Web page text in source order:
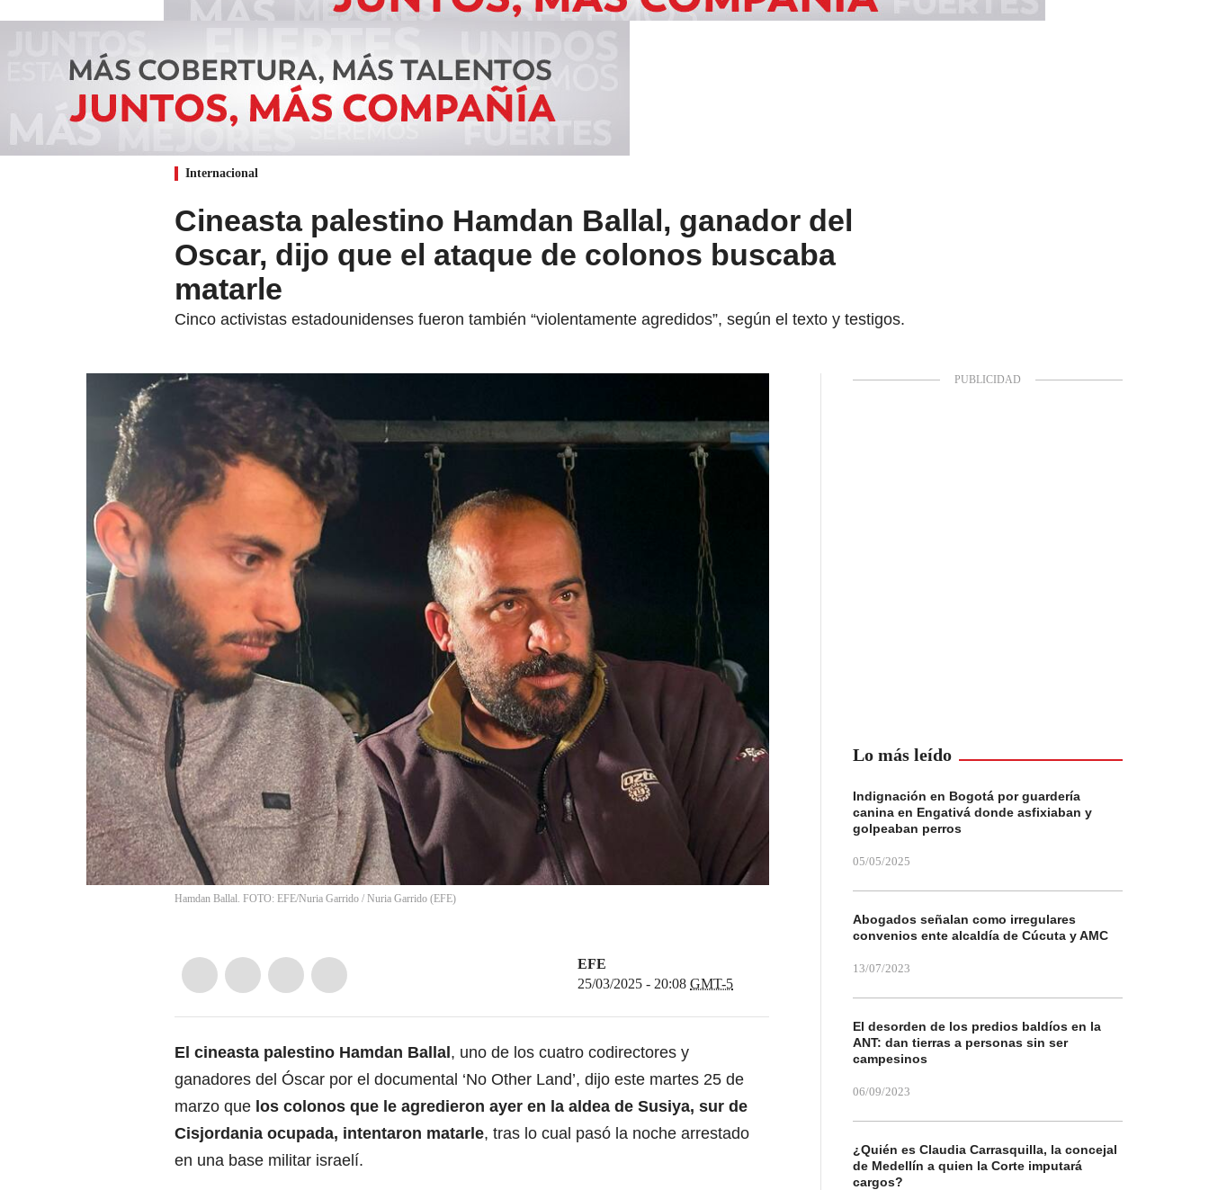
Internacional
Cineasta palestino Hamdan Ballal, ganador del
Oscar, dijo que el ataque de colonos buscaba
matarle
Cinco activistas estadounidenses fueron también “violentamente agredidos”, según el texto y testigos.
Hamdan Ballal. FOTO: EFE/Nuria Garrido / Nuria Garrido (EFE)
EFE
25/03/2025 - 20:08 GMT-5
El cineasta palestino Hamdan Ballal , uno de los cuatro codirectores y
ganadores del Óscar por el documental ‘No Other Land’, dijo este martes 25 de
marzo que los colonos que le agredieron ayer en la aldea de Susiya, sur de
Cisjordania ocupada, intentaron matarle, tras lo cual pasó la noche arrestado
en una base militar israelí.
Lo más leído
Indignación en Bogotá por guardería
canina en Engativá donde asfixiaban y
golpeaban perros
05/05/2025
Abogados señalan como irregulares
convenios ente alcaldía de Cúcuta y AMC
13/07/2023
El desorden de los predios baldíos en la
ANT: dan tierras a personas sin ser
campesinos
06/09/2023
¿Quién es Claudia Carrasquilla, la concejal
de Medellín a quien la Corte imputará
cargos?